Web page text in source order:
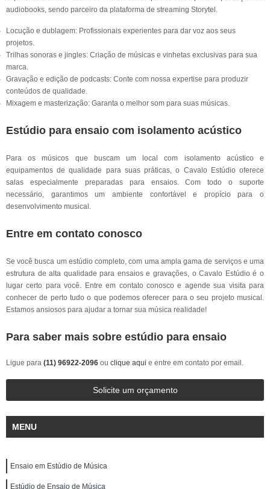
audiobooks, sendo parceiro da plataforma de streaming Storytel.
Locução e dublagem: Profissionais experientes para dar voz aos seus
projetos.
Trilhas sonoras e jingles: Criação de músicas e vinhetas exclusivas para sua
marca.
Gravação e edição de podcasts: Conte com nossa expertise para produzir
conteúdos de qualidade.
Mixagem e masterização: Garanta o melhor som para suas músicas.
Estúdio para ensaio com isolamento acústico
Para os músicos que buscam um local com isolamento acústico e
equipamentos de qualidade para suas práticas, o Cavalo Estúdio oferece
salas especialmente preparadas para ensaios. Com todo o suporte
necessário, garantimos um ambiente confortável e propício para o
desenvolvimento musical.
Entre em contato conosco
Se você busca um estúdio completo, com uma ampla gama de serviços e uma
estrutura de alta qualidade para ensaios e gravações, o Cavalo Estúdio é o
lugar certo para você. Entre em contato conosco e agende sua visita para
conhecer de perto tudo o que podemos oferecer para o seu projeto musical.
Estamos ansiosos para ajudar a tornar sua música realidade!
Para saber mais sobre estúdio para ensaio
Ligue para (11) 96922-2096 ou clique aqui e entre em contato por email.
Solicite um orçamento
MENU
Ensaio em Estúdio de Música
Estúdio de Ensaio de Música